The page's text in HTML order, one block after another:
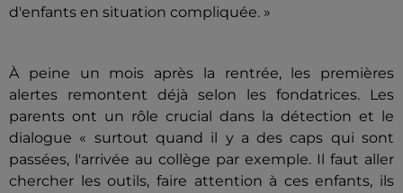
d'enfants en situation compliquée. »
À peine un mois après la rentrée, les premières
alertes remontent déjà selon les fondatrices. Les
parents ont un rôle crucial dans la détection et le
dialogue « surtout quand il y a des caps qui sont
passées, l'arrivée au collège par exemple. Il faut aller
chercher les outils, faire attention à ces enfants, ils